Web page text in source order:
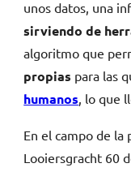
unos datos, una
sirviendo de
algoritmo que
propias para las
humanos, lo que
En el campo de
Looiersgracht 60